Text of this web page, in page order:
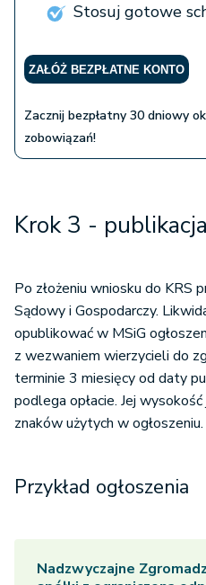
Stosuj gotowe
ZAŁÓŻ BEZPŁATNE KONTO
Zacznij bezpłatny 30 dniowy
zobowiązań!
Krok 3 -
Po złożeniu wniosku do KRS
Sądowy i Gospodarczy.
opublikować w MSiG
z wezwaniem wierzycieli do
terminie 3 miesięcy od daty
podlega opłacie. Jej
znaków użytych w ogłoszeniu.
Przykład ogłoszenia
Nadzwyczajne